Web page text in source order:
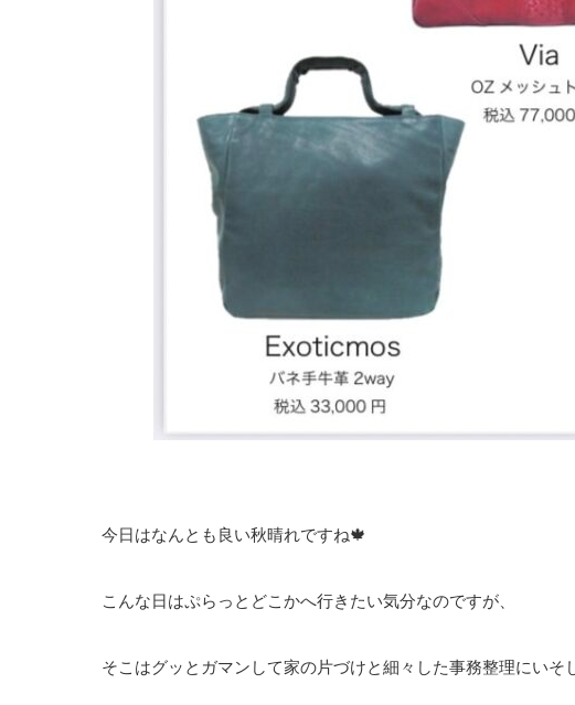
今日はなんとも良い秋晴れですね🍁
こんな日はぷらっとどこかへ行きたい気分なのですが、
そこはグッとガマンして家の片づけと細々した事務整理にいそ